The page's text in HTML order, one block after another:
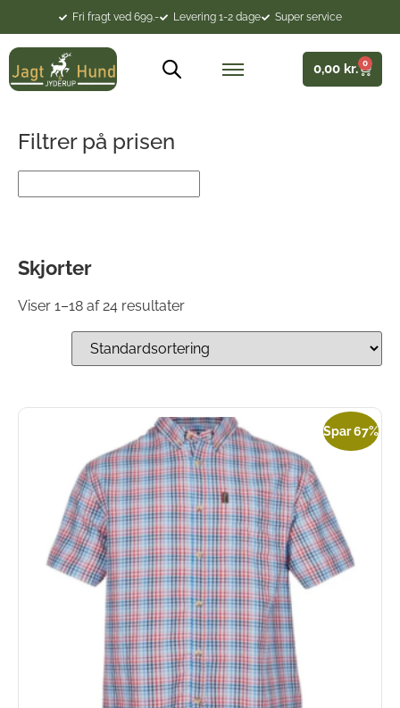
Fri fragt ved 699.- Levering 1-2 dage Super service
0,00 kr. 0
Filtrer på prisen
Skjorter
Viser 1–18 af 24 resultater
Spar 67%